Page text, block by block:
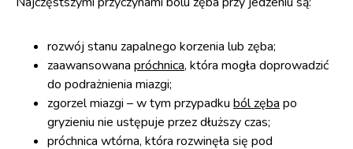
rozwój stanu zapalnego korzenia lub zęba;
zaawansowana próchnica, która mogła doprowadzić
do podrażnienia miazgi;
zgorzel miazgi – w tym przypadku ból zęba po
gryzieniu nie ustępuje przez dłuższy czas;
próchnica wtórna, która rozwinęła się pod